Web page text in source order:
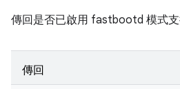
傳回是否已啟用 fastbootd 模式支
傳回